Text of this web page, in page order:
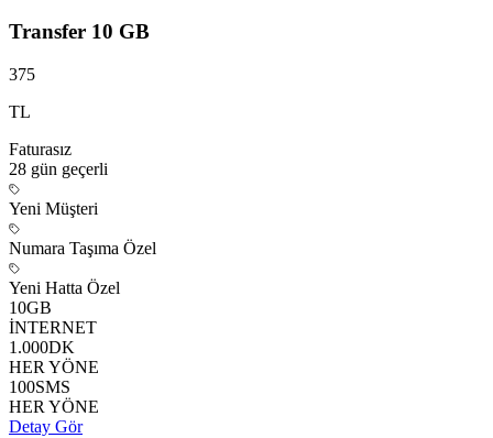
Transfer 10 GB
375
TL
Faturasız
28 gün geçerli
Yeni Müşteri
Numara Taşıma Özel
Yeni Hatta Özel
10GB
İNTERNET
1.000DK
HER YÖNE
100SMS
HER YÖNE
Detay Gör